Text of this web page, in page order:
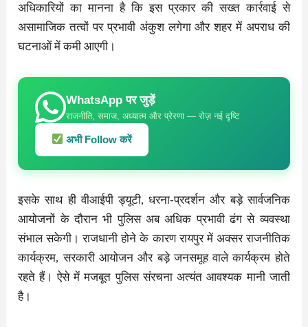
अधिकारियों का मानना है कि इस प्रकार की सख्त कार्रवाई से
असामाजिक तत्वों पर प्रभावी अंकुश लगेगा और शहर में अपराध की
घटनाओं में कमी आएगी।
WhatsApp पर जुड़ें
राजनीति, समाज, अध्यात्म और प्रेरणा — रोज़ नई दृष्टि
अभी Follow करें
इसके साथ ही वीआईपी ड्यूटी, धरना-प्रदर्शन और बड़े सार्वजनिक
आयोजनों के दौरान भी पुलिस अब अधिक प्रभावी ढंग से व्यवस्था
संभाल सकेगी। राजधानी होने के कारण रायपुर में अक्सर राजनीतिक
कार्यक्रम, सरकारी आयोजन और बड़े जनसमूह वाले कार्यक्रम होते
रहते हैं। ऐसे में मजबूत पुलिस संरचना अत्यंत आवश्यक मानी जाती
है।